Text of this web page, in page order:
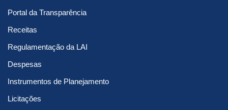
Portal da Transparência
Receitas
Regulamentação da LAI
Despesas
Instrumentos de Planejamento
Licitações